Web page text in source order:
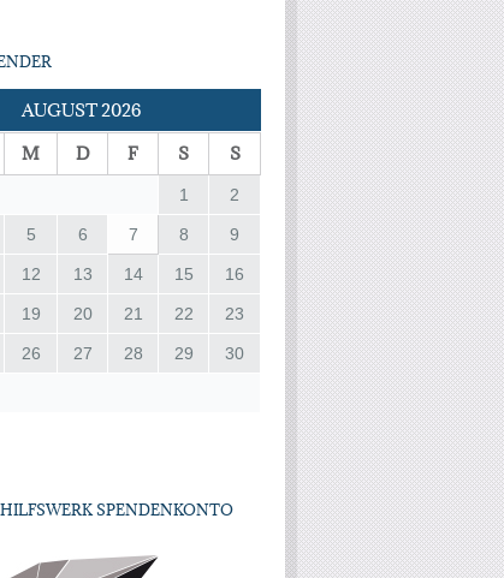
AUGUST 2026
M D F S S
1 2
5 6 7 8 9
12 13 14 15 16
19 20 21 22 23
26 27 28 29 30
SPENDENKONTO